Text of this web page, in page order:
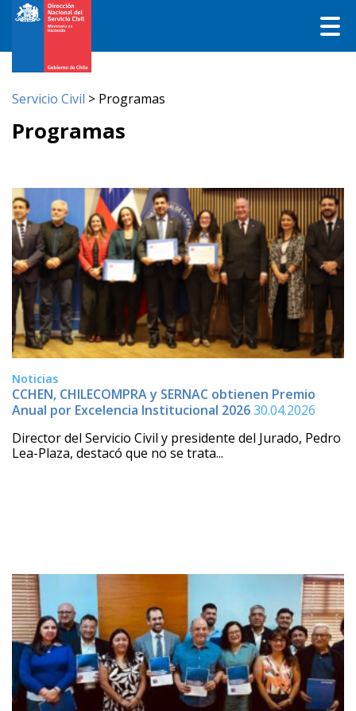
Servicio Civil > Programas
Programas
Noticias
CCHEN, CHILECOMPRA y SERNAC obtienen Premio
Anual por Excelencia Institucional 202630.04.2026
Director del Servicio Civil y presidente del Jurado, Pedro
Lea-Plaza, destacó que no se trata...